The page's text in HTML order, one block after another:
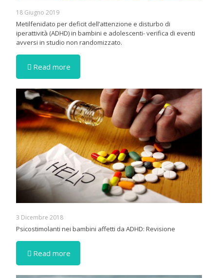
18 Giugno 2019
Metilfenidato per deficit dell’attenzione e disturbo di
iperattività (ADHD) in bambini e adolescenti- verifica di eventi
avversi in studio non randomizzato.
Read more
3 Dicembre 2018
Psicostimolanti nei bambini affetti da ADHD: Revisione
Read more